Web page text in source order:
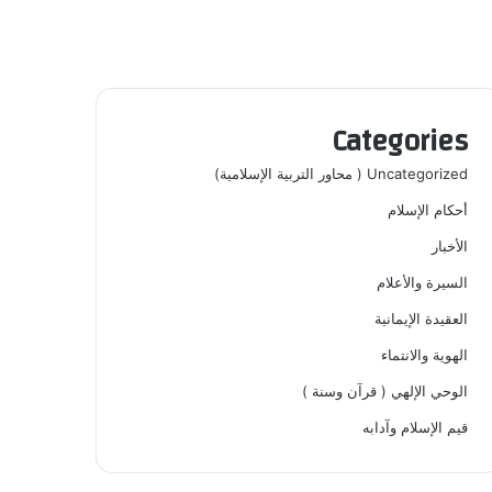
Categories
Uncategorized ( محاور التربية الإسلامية)
أحكام الإسلام
الأخبار
السيرة والأعلام
العقيدة الإيمانية
الهوية والانتماء
الوحي الإلهي ( قرآن وسنة )
قيم الإسلام وآدابه